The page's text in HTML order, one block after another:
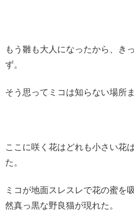
もう雛も大人になったから、き
ず。
そう思ってミコは知らない場所
ここに咲く花はどれも小さい花
た。
ミコが地面スレスレで花の蜜を
然真っ黒な野良猫が現れた。